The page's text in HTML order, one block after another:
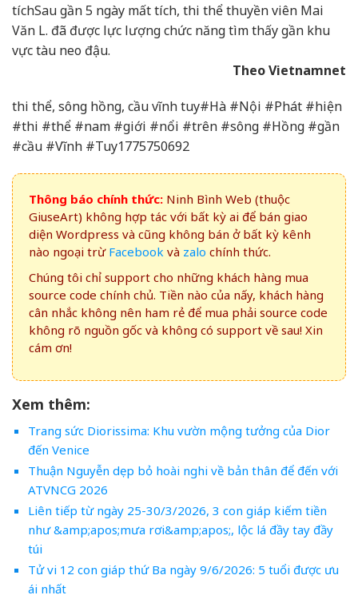
tíchSau gần 5 ngày mất tích, thi thể thuyền viên Mai
Văn L. đã được lực lượng chức năng tìm thấy gần khu
vực tàu neo đậu.
Theo Vietnamnet
thi thể, sông hồng, cầu vĩnh tuy#Hà #Nội #Phát #hiện
#thi #thể #nam #giới #nổi #trên #sông #Hồng #gần
#cầu #Vĩnh #Tuy1775750692
Thông báo chính thức: Ninh Bình Web (thuộc
GiuseArt) không hợp tác với bất kỳ ai để bán giao
diện Wordpress và cũng không bán ở bất kỳ kênh
nào ngoại trừ Facebook và zalo chính thức.
Chúng tôi chỉ support cho những khách hàng mua
source code chính chủ. Tiền nào của nấy, khách hàng
cân nhắc không nên ham rẻ để mua phải source code
không rõ nguồn gốc và không có support về sau! Xin
cám ơn!
Xem thêm:
Trang sức Diorissima: Khu vườn mộng tưởng của Dior
đến Venice
Thuận Nguyễn dẹp bỏ hoài nghi về bản thân để đến với
ATVNCG 2026
Liên tiếp từ ngày 25-30/3/2026, 3 con giáp kiếm tiền
như &amp;apos;mưa rơi&amp;apos;, lộc lá đầy tay đầy
túi
Tử vi 12 con giáp thứ Ba ngày 9/6/2026: 5 tuổi được ưu
ái nhất